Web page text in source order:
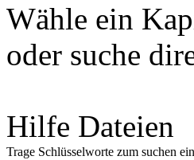
Wähle ein
oder suche
Hilfe Dateien
Trage Schlüsselworte zum suchen ein